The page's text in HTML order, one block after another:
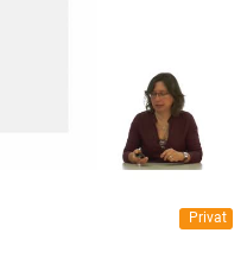
Privat